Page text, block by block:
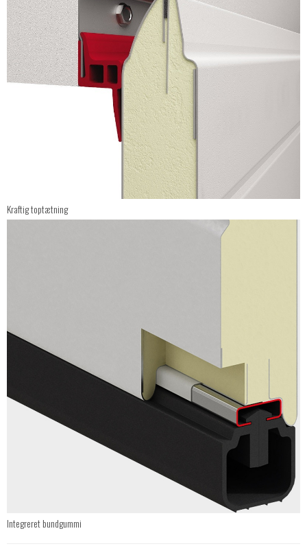
Kraftig toptætning
Integreret bundgummi